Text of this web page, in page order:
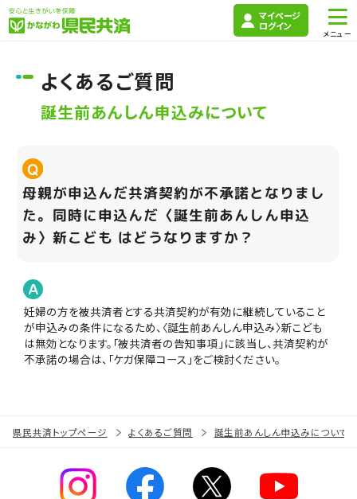
マイページ
ログイン
よくあるご質問
誕生前あんしん申込みについて
母親が申込んだ共済契約が不承諾となりまし
た。同時に申込んだ〈誕生前あんしん申込
み〉新こども はどうなりますか？
妊婦の方を被共済者とする共済契約が有効に継続していること
が申込みの条件になるため、〈誕生前あんしん申込み〉新こども
は無効となります。「被共済者の告知事項」に該当し、共済契約が
不承諾の場合は、「ケガ保障コース」をご検討ください。
県民共済トップページ よくあるご質問 誕生前あんしん申込みについて